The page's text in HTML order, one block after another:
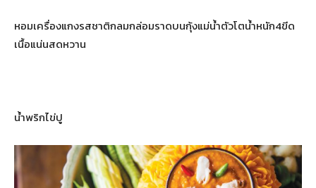
หอมเครื่องแกงรสชาติกลมกล่อมราดบนกุ้งแม่น้ำตัวโตน้ำหนัก4ขีด
เนื้อแน่นสดหวาน
น้ำพริกไข่ปู